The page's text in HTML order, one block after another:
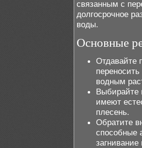
связанным с
долгосрочное
воды.
Основные
Отдавайте
водным
Выбирайте
имеют
плесень.
Обратите
способные
загнивание